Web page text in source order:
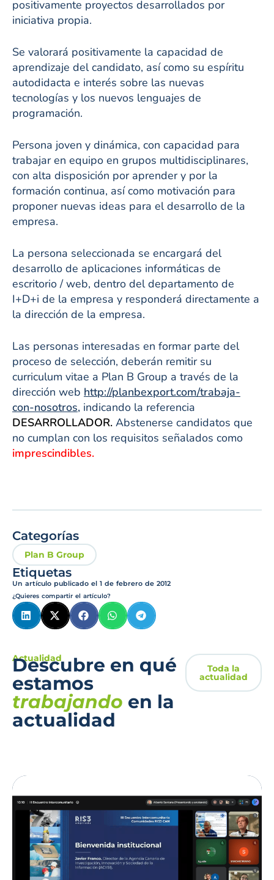
positivamente proyectos desarrollados por
iniciativa propia.
Se valorará positivamente la capacidad de
aprendizaje del candidato, así como su espíritu
autodidacta e interés sobre las nuevas
tecnologías y los nuevos lenguajes de
programación.
Persona joven y dinámica, con capacidad para
trabajar en equipo en grupos multidisciplinares,
con alta disposición por aprender y por la
formación continua, así como motivación para
proponer nuevas ideas para el desarrollo de la
empresa.
La persona seleccionada se encargará del
desarrollo de aplicaciones informáticas de
escritorio / web, dentro del departamento de
I+D+i de la empresa y responderá directamente a
la dirección de la empresa.
Las personas interesadas en formar parte del
proceso de selección, deberán remitir su
curriculum vitae a Plan B Group a través de la
dirección web http://planbexport.com/trabaja-
con-nosotros, indicando la referencia
DESARROLLADOR. Abstenerse candidatos que
no cumplan con los requisitos señalados como
imprescindibles.
Categorías
Plan B Group
Etiquetas
Un artículo publicado el 1 de febrero de 2012
¿Quieres compartir el artículo?
Actualidad
Descubre en qué
estamos
trabajando en la
actualidad
Toda la
actualidad